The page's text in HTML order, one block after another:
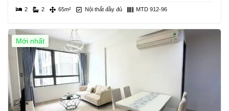
2 2 65m² Nội thất đầy đủ MTD 912-96
Mới nhất Giá Tốt